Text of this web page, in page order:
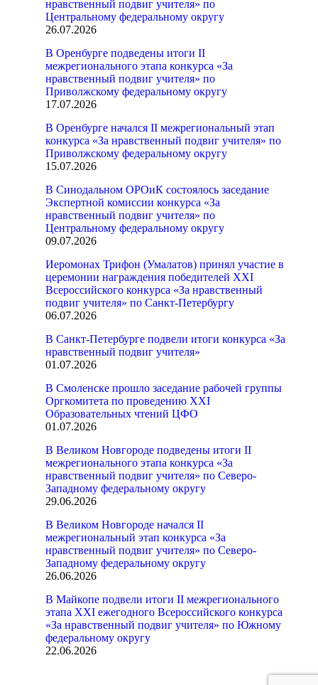
нравственный подвиг учителя» по
Центральному федеральному округу
26.07.2026
В Оренбурге подведены итоги II
межрегионального этапа конкурса «За
нравственный подвиг учителя» по
Приволжскому федеральному округу
17.07.2026
В Оренбурге начался II межрегиональный этап
конкурса «За нравственный подвиг учителя» по
Приволжскому федеральному округу
15.07.2026
В Синодальном ОРОиК состоялось заседание
Экспертной комиссии конкурса «За
нравственный подвиг учителя» по
Центральному федеральному округу
09.07.2026
Иеромонах Трифон (Умалатов) принял участие в
церемонии награждения победителей XXI
Всероссийского конкурса «За нравственный
подвиг учителя» по Санкт-Петербургу
06.07.2026
В Санкт-Петербурге подвели итоги конкурса «За
нравственный подвиг учителя»
01.07.2026
В Смоленске прошло заседание рабочей группы
Оргкомитета по проведению XXI
Образовательных чтений ЦФО
01.07.2026
В Великом Новгороде подведены итоги II
межрегионального этапа конкурса «За
нравственный подвиг учителя» по Северо-
Западному федеральному округу
29.06.2026
В Великом Новгороде начался II
межрегиональный этап конкурса «За
нравственный подвиг учителя» по Северо-
Западному федеральному округу
26.06.2026
В Майкопе подвели итоги II межрегионального
этапа XXI ежегодного Всероссийского конкурса
«За нравственный подвиг учителя» по Южному
федеральному округу
22.06.2026